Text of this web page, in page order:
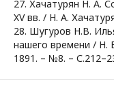
27. Хачатурян Н. А.
XV вв. / Н. А.
28. Шугуров Н.В.
нашего времени / Н.
1891. – №8. –